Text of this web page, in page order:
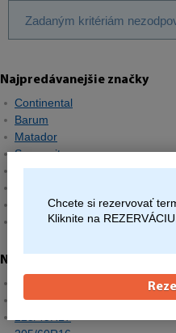
Zadaným kritériám
Najpredávanejšie značky
Continental
Barum
Matador
Semperit
Hankook
Goodyear
Najpredávanejšie rozmery
205/55R16
Chcete si rezervovať
Kliknite na REZERVÁCIU.